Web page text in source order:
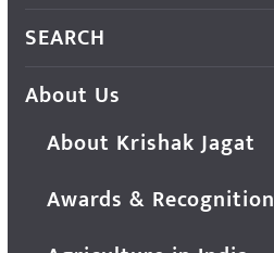
SEARCH
About Us
About Krishak Jagat
Awards & Recognition